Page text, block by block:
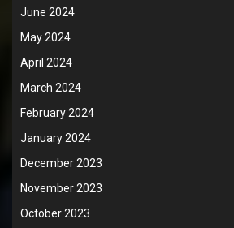
June 2024
May 2024
April 2024
March 2024
February 2024
January 2024
December 2023
November 2023
October 2023